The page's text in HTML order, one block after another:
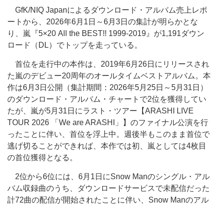
GfK/NIQ Japanによるダウンロード・アルバム売上レポ
ートから、2026年6月1日～6月3日の集計が明らかとな
り、嵐『5×20 All the BEST!! 1999-2019』が1,191ダウン
ロード（DL）でトップを走っている。
首位を走行中の本作は、2019年6月26日にリリースされ
た嵐のデビュー20周年のオールタイムベストアルバム。本
作は6月3日公開（集計期間：2026年5月25日～5月31日）
のダウンロード・アルバム・チャートで2位を獲得してい
たが、嵐が5月31日にラスト・ツアー【ARASHI LIVE
TOUR 2026 「We are ARASHI」】のファイナル公演を行
ったことに伴い、首位を浮上中。週後半もこのまま首位で
逃げ切ることができれば、本作では初、嵐としては4枚目
の首位獲得となる。
2位から6位には、6月1日にSnow Manのシングル・アル
バム収録曲のうち、ダウンロードサービスで未配信だった
計72曲の配信が開始されたことに伴い、Snow Manのアル